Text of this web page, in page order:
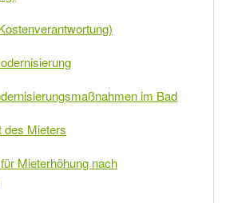
im Bad
des Mieters
Mieterhöhung nach